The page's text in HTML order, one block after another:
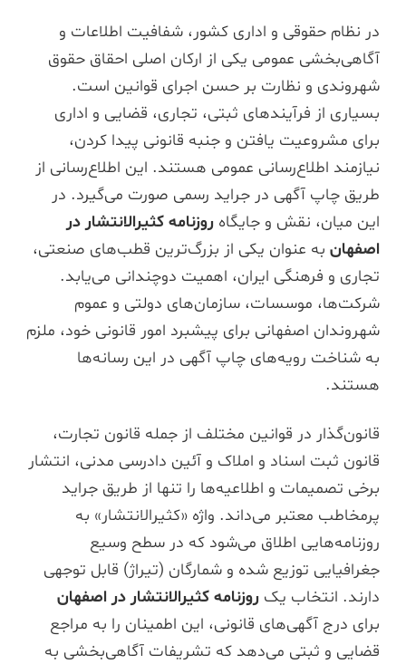
در نظام حقوقی و اداری کشور، شفافیت اطلاعات و
آگاهی‌بخشی عمومی یکی از ارکان اصلی احقاق حقوق
شهروندی و نظارت بر حسن اجرای قوانین است.
بسیاری از فرآیندهای ثبتی، تجاری، قضایی و اداری
برای مشروعیت یافتن و جنبه قانونی پیدا کردن،
نیازمند اطلاع‌رسانی عمومی هستند. این اطلاع‌رسانی از
طریق چاپ آگهی در جراید رسمی صورت می‌گیرد. در
این میان، نقش و جایگاه روزنامه کثیرالانتشار در
اصفهانبه عنوان یکی از بزرگ‌ترین قطب‌های صنعتی،
تجاری و فرهنگی ایران، اهمیت دوچندانی می‌یابد.
شرکت‌ها، موسسات، سازمان‌های دولتی و عموم
شهروندان اصفهانی برای پیشبرد امور قانونی خود، ملزم
به شناخت رویه‌های چاپ آگهی در این رسانه‌ها
هستند.
قانون‌گذار در قوانین مختلف از جمله قانون تجارت،
قانون ثبت اسناد و املاک و آئین دادرسی مدنی، انتشار
برخی تصمیمات و اطلاعیه‌ها را تنها از طریق جراید
پرمخاطب معتبر می‌داند. واژه «کثیرالانتشار» به
روزنامه‌هایی اطلاق می‌شود که در سطح وسیع
جغرافیایی توزیع شده و شمارگان (تیراژ) قابل توجهی
دارند. انتخاب یک روزنامه کثیرالانتشار در اصفهان
برای درج آگهی‌های قانونی، این اطمینان را به مراجع
قضایی و ثبتی می‌دهد که تشریفات آگاهی‌بخشی به